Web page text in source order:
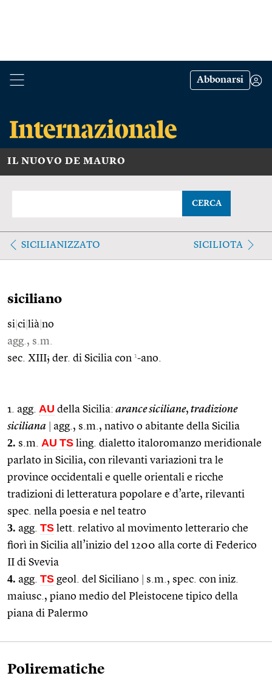
Abbonarsi
IL NUOVO DE MAURO
CERCA
SICILIANIZZATO SICILIOTA
siciliano
si ci lià no
agg., s.m.
sec. XIII; der. di Sicilia con 1-ano.
1. agg. AU della Sicilia: arance siciliane, tradizione
siciliana
agg., s.m., nativo o abitante della Sicilia
2. s.m. AU TS ling. dialetto italoromanzo meridionale
parlato in Sicilia, con rilevanti variazioni tra le
province occidentali e quelle orientali e ricche
tradizioni di letteratura popolare e d’arte, rilevanti
spec. nella poesia e nel teatro
3. agg. TS lett. relativo al movimento letterario che
fiorì in Sicilia all’inizio del 1200 alla corte di Federico
II di Svevia
4. agg. TS geol. del Siciliano
s.m., spec. con iniz.
maiusc., piano medio del Pleistocene tipico della
piana di Palermo
Polirematiche